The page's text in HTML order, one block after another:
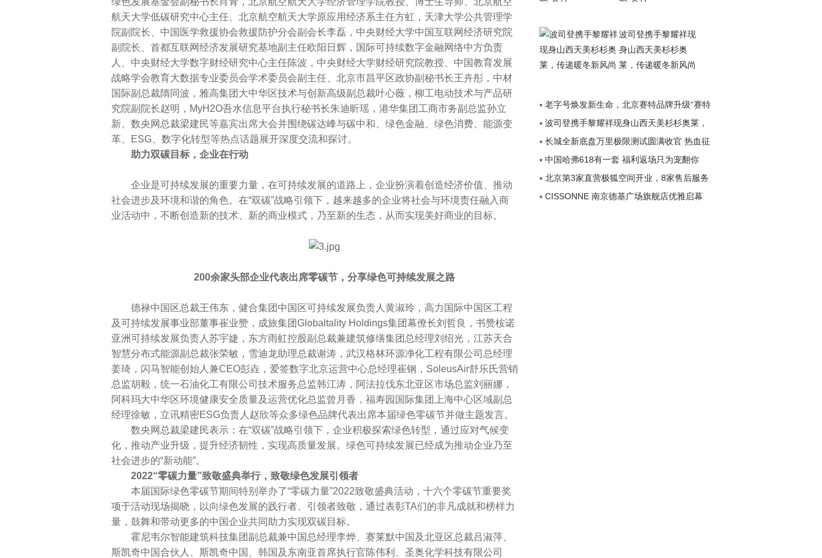
波司登携手黎耀祥现
身山西天美杉杉奥
莱，传递暖冬新风尚
▪ 老字号焕发新生命，北京赛特品牌升级“赛特
+”
▪ 波司登携手黎耀祥现身山西天美杉杉奥莱，
传递暖冬新风尚
▪ 长城全新底盘万里极限测试圆满收官 热血征
途淬炼极致性能
▪ 中国哈弗618有一套 福利返场只为宠翻你
▪ 北京第3家直营极狐空间开业，8家售后服务
覆盖全城
▪ CISSONNE 南京德基广场旗舰店优雅启幕
航天大学低碳研究中心主任、北京航空航天大学原应用经济系主任方虹，天津大学公共管理学
院副院长、中国医学救援协会救援防护分会副会长李磊，中央财经大学中国互联网经济研究院
副院长、首都互联网经济发展研究基地副主任欧阳日辉，国际可持续数字金融网络中方负责
人、中央财经大学数字财经研究中心主任陈波，中央财经大学财经研究院教授、中国教育发展
战略学会教育大数据专业委员会学术委员会副主任、北京市昌平区政协副秘书长王卉彤，中材
国际副总裁隋同波，雅高集团大中华区技术与创新高级副总裁叶心薇，柳工电动技术与产品研
究院副院长赵明，MyH2O吾水信息平台执行秘书长朱迪昕瑶，港华集团工商市务副总监孙立
新、数央网总裁梁建民等嘉宾出席大会并围绕碳达峰与碳中和、绿色金融、绿色消费、能源变
革、ESG、数字化转型等热点话题展开深度交流和探讨。
助力双碳目标，企业在行动
企业是可持续发展的重要力量，在可持续发展的道路上，企业扮演着创造经济价值、推动
社会进步及环境和谐的角色。在“双碳”战略引领下，越来越多的企业将社会与环境责任融入商
业活动中，不断创造新的技术、新的商业模式，乃至新的生态，从而实现美好商业的目标。
200余家头部企业代表出席零碳节，分享绿色可持续发展之路
德禄中国区总裁王伟东，健合集团中国区可持续发展负责人黄淑玲，高力国际中国区工程
及可持续发展事业部董事崔业赞，成旅集团Globaltality Holdings集团幕僚长刘哲良，书赞桉诺
亚洲可持续发展负责人苏宇婕，东方雨虹控股副总裁兼建筑修缮集团总经理刘绍光，江苏天合
智慧分布式能源副总裁张荣敏，雪迪龙助理总裁谢涛，武汉格林环源净化工程有限公司总经理
姜琦，闪马智能创始人兼CEO彭垚，爱签数字北京运营中心总经理崔钢，SoleusAir舒乐氏营销
总监胡毅，统一石油化工有限公司技术服务总监韩江涛，阿法拉伐东北亚区市场总监刘丽娜，
阿科玛大中华区环境健康安全质量及运营优化总监曾月香，福寿园国际集团上海中心区域副总
经理徐敏，立讯精密ESG负责人赵欣等众多绿色品牌代表出席本届绿色零碳节并做主题发言。
数央网总裁梁建民表示：在“双碳”战略引领下，企业积极探索绿色转型，通过应对气候变
化，推动产业升级，提升经济韧性，实现高质量发展。绿色可持续发展已经成为推动企业乃至
社会进步的“新动能”。
2022“零碳力量”致敬盛典举行，致敬绿色发展引领者
本届国际绿色零碳节期间特别举办了“零碳力量”2022致敬盛典活动，十六个零碳节重要奖
项于活动现场揭晓，以向绿色发展的践行者、引领者致敬，通过表彰TA们的非凡成就和榜样力
量，鼓舞和带动更多的中国企业共同助力实现双碳目标。
霍尼韦尔智能建筑科技集团副总裁兼中国总经理李烨、赛莱默中国及北亚区总裁吕淑萍、
斯凯奇中国合伙人、斯凯奇中国、韩国及东南亚首席执行官陈伟利、圣奥化学科技有限公司